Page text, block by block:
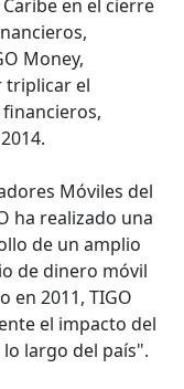
en el cierre
Money,
triplicar el
Móviles del
ha realizado una
de un amplio
de dinero móvil
en 2011, TIGO
el impacto del
lo largo del país".